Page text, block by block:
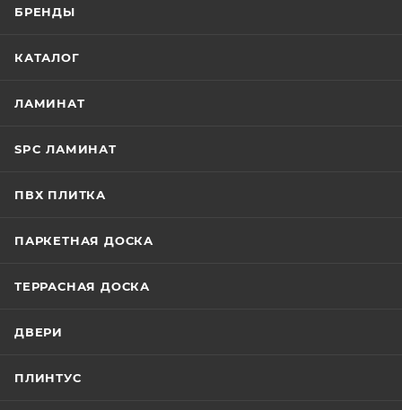
БРЕНДЫ
КАТАЛОГ
ЛАМИНАТ
SPC ЛАМИНАТ
ПВХ ПЛИТКА
ПАРКЕТНАЯ ДОСКА
ТЕРРАСНАЯ ДОСКА
ДВЕРИ
ПЛИНТУС